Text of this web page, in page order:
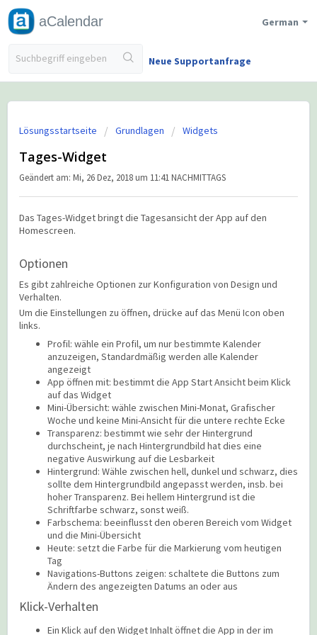
aCalendar German
Neue Supportanfrage
Lösungsstartseite Grundlagen Widgets
Tages-Widget
Geändert am: Mi, 26 Dez, 2018 um 11:41 NACHMITTAGS
Das Tages-Widget bringt die Tagesansicht der App auf den
Homescreen.
Optionen
Es gibt zahlreiche Optionen zur Konfiguration von Design und
Verhalten.
Um die Einstellungen zu öffnen, drücke auf das Menü Icon oben
links.
Profil: wähle ein Profil, um nur bestimmte Kalender
anzuzeigen, Standardmäßig werden alle Kalender
angezeigt
App öffnen mit: bestimmt die App Start Ansicht beim Klick
auf das Widget
Mini-Übersicht: wähle zwischen Mini-Monat, Grafischer
Woche und keine Mini-Ansicht für die untere rechte Ecke
Transparenz: bestimmt wie sehr der Hintergrund
durchscheint, je nach Hintergrundbild hat dies eine
negative Auswirkung auf die Lesbarkeit
Hintergrund: Wähle zwischen hell, dunkel und schwarz, dies
sollte dem Hintergrundbild angepasst werden, insb. bei
hoher Transparenz. Bei hellem Hintergrund ist die
Schriftfarbe schwarz, sonst weiß.
Farbschema: beeinflusst den oberen Bereich vom Widget
und die Mini-Übersicht
Heute: setzt die Farbe für die Markierung vom heutigen
Tag
Navigations-Buttons zeigen: schaltete die Buttons zum
Ändern des angezeigten Datums an oder aus
Klick-Verhalten
Ein Klick auf den Widget Inhalt öffnet die App in der im